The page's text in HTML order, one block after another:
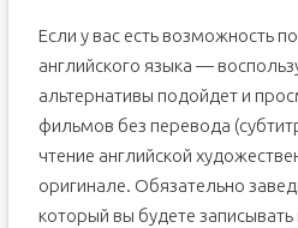
Если у вас есть возможность
английского языка —
альтернативы подойдет и
фильмов без перевода
чтение английской
оригинале. Обязательно
который вы будете